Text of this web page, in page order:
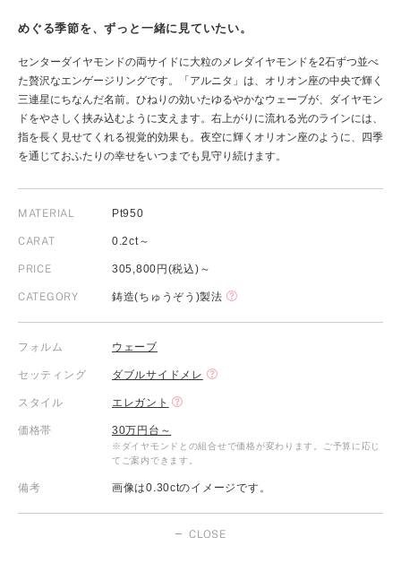
めぐる季節を、ずっと一緒に見ていたい。
センターダイヤモンドの両サイドに大粒のメレダイヤモンドを2石ずつ並べ
た贅沢なエンゲージリングです。「アルニタ」は、オリオン座の中央で輝く
三連星にちなんだ名前。ひねりの効いたゆるやかなウェーブが、ダイヤモン
ドをやさしく挟み込むように支えます。右上がりに流れる光のラインには、
指を長く見せてくれる視覚的効果も。夜空に輝くオリオン座のように、四季
を通じておふたりの幸せをいつまでも見守り続けます。
MATERIAL Pt950
CARAT 0.2ct～
PRICE 305,800円(税込)～
CATEGORY 鋳造(ちゅうぞう)製法
フォルム ウェーブ
セッティング ダブルサイドメレ
スタイル エレガント
価格帯 30万円台～
※ダイヤモンドとの組合せで価格が変わります。ご予算に応じ
てご案内できます。
備考 画像は0.30ctのイメージです。
CLOSE